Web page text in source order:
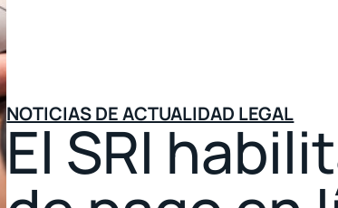
NOTICIAS DE ACTUALIDAD LEGAL
El SRI